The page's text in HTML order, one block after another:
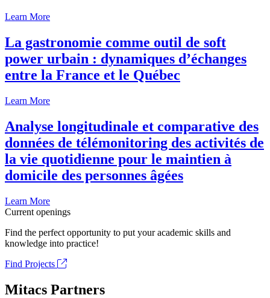
Learn More
La gastronomie comme outil de soft
power urbain : dynamiques d’échanges
entre la France et le Québec
Learn More
Analyse longitudinale et comparative des
données de télémonitoring des activités de
la vie quotidienne pour le maintien à
domicile des personnes âgées
Learn More
Current openings
Find the perfect opportunity to put your academic skills and
knowledge into practice!
Find Projects
Mitacs Partners